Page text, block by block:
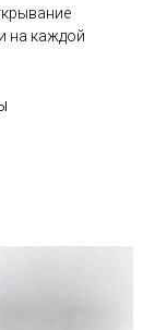
на каждой